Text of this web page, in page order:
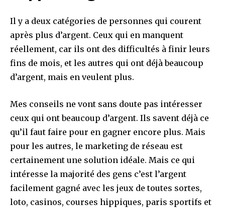
Il y a deux catégories de personnes qui courent
après plus d’argent. Ceux qui en manquent
réellement, car ils ont des difficultés à finir leurs
fins de mois, et les autres qui ont déjà beaucoup
d’argent, mais en veulent plus.
Mes conseils ne vont sans doute pas intéresser
ceux qui ont beaucoup d’argent. Ils savent déjà ce
qu’il faut faire pour en gagner encore plus. Mais
pour les autres, le marketing de réseau est
certainement une solution idéale. Mais ce qui
intéresse la majorité des gens c’est l’argent
facilement gagné avec les jeux de toutes sortes,
loto, casinos, courses hippiques, paris sportifs et